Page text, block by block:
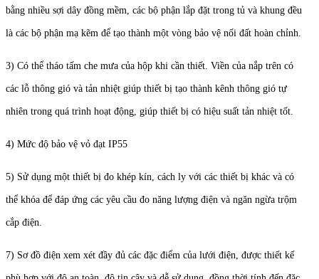
bằng nhiều sợi dây đồng mềm, các bộ phận lắp đặt trong tủ và khung đều
là các bộ phận mạ kẽm để tạo thành một vòng bảo vệ nối đất hoàn chỉnh.
3) Có thể tháo tấm che mưa của hộp khi cần thiết. Viền của nắp trên có
các lỗ thông gió và tản nhiệt giúp thiết bị tạo thành kênh thông gió tự
nhiên trong quá trình hoạt động, giúp thiết bị có hiệu suất tản nhiệt tốt.
4) Mức độ bảo vệ vỏ đạt IP55
5) Sử dụng một thiết bị đo khép kín, cách ly với các thiết bị khác và có
thể khóa để đáp ứng các yêu cầu đo năng lượng điện và ngăn ngừa trộm
cắp điện.
7) Sơ đồ điện xem xét đầy đủ các đặc điểm của lưới điện, được thiết kế